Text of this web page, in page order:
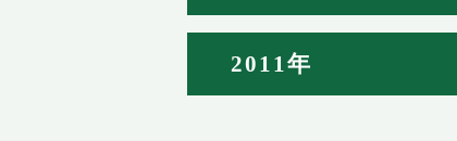
2011年